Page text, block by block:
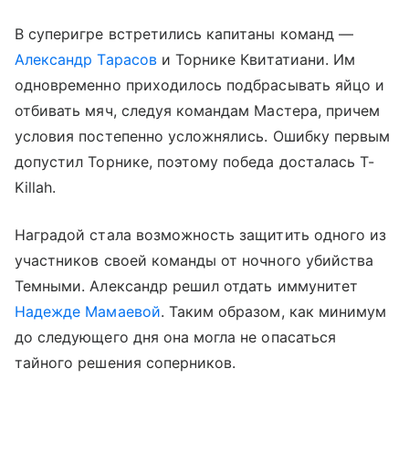
В суперигре встретились капитаны команд —
Александр Тарасови Торнике Квитатиани. Им
одновременно приходилось подбрасывать яйцо и
отбивать мяч, следуя командам Мастера, причем
условия постепенно усложнялись. Ошибку первым
допустил Торнике, поэтому победа досталась T-
Killah.
Наградой стала возможность защитить одного из
участников своей команды от ночного убийства
Темными. Александр решил отдать иммунитет
Надежде Мамаевой. Таким образом, как минимум
до следующего дня она могла не опасаться
тайного решения соперников.